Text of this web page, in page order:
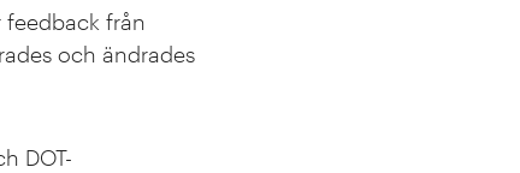
feedback från
och ändrades
DOT-